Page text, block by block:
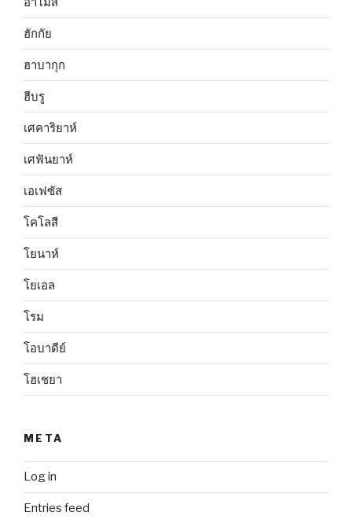
ฮักกัย
ฮาบากุก
ฮีบรู
เศคาริยาห์
เศฟันยาห์
เอเฟซัส
โคโลสี
โยนาห์
โยเอล
โรม
โอบาดีย์
โฮเชยา
META
Log in
Entries feed